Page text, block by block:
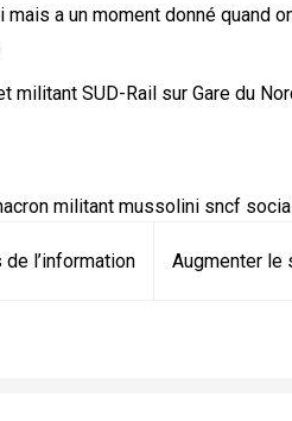
a un moment donné quand
militant SUD-Rail sur Gare du
militant mussolini sncf
l’information Augmenter le